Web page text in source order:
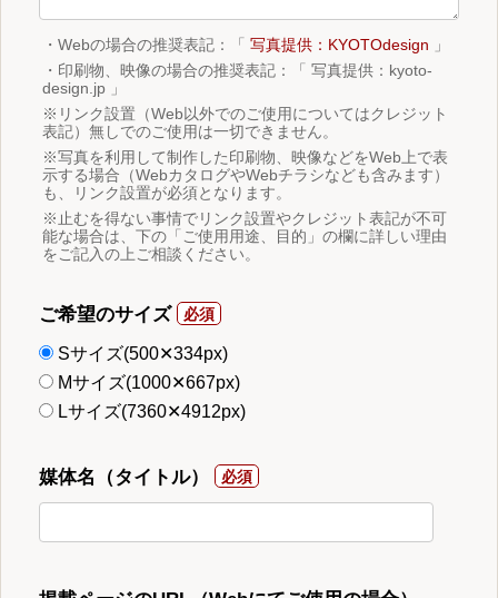
・Webの場合の推奨表記：「 写真提供：KYOTOdesign 」
・印刷物、映像の場合の推奨表記：「 写真提供：kyoto-
design.jp 」
※リンク設置（Web以外でのご使用についてはクレジット
表記）無しでのご使用は一切できません。
※写真を利用して制作した印刷物、映像などをWeb上で表
示する場合（WebカタログやWebチラシなども含みます）
も、リンク設置が必須となります。
※止むを得ない事情でリンク設置やクレジット表記が不可
能な場合は、下の「ご使用用途、目的」の欄に詳しい理由
をご記入の上ご相談ください。
ご希望のサイズ
Sサイズ(500✕334px)
Mサイズ(1000✕667px)
Lサイズ(7360✕4912px)
媒体名（タイトル）